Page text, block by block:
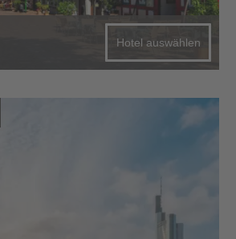
Hotel auswählen